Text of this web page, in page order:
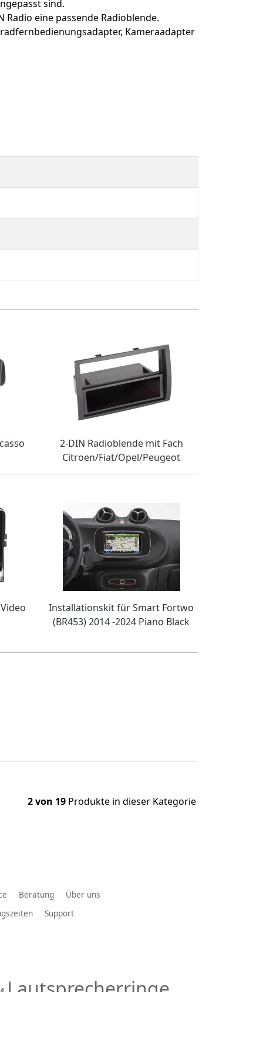
sind.
eine passende Radioblende.
Kameraadapter
2-DIN Radioblende mit Fach
Citroen/Fiat/Opel/Peugeot
Installationskit für Smart Fortwo
(BR453) 2014 -2024 Piano Black
2 von 19 Produkte in dieser Kategorie
Beratung
Über uns
Support
Lautsprecherringe